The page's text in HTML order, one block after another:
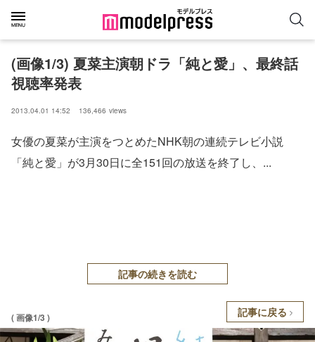
(画像1/3) 夏菜主演朝ドラ「純と愛」、最終話
視聴率発表
2013.04.01 14:52 136,466 views
女優の夏菜が主演をつとめたNHK朝の連続テレビ小説
「純と愛」が3月30日に全151回の放送を終了し、...
記事の続きを読む
( 画像1/3 ) 記事に戻る